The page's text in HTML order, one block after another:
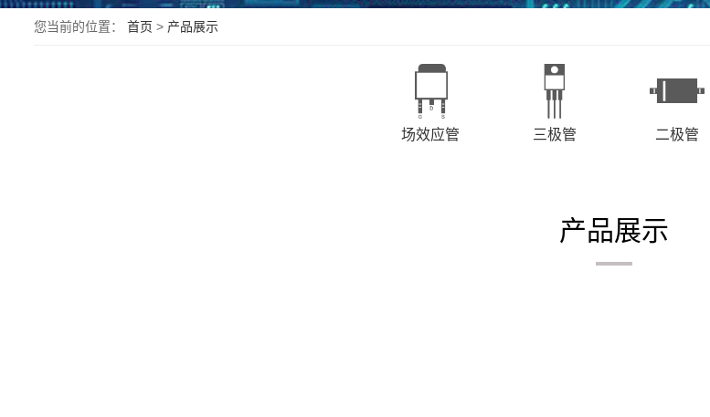
您当前的位置： 首页 > 产品展示
场效应管 三极管 二极管
产品展示